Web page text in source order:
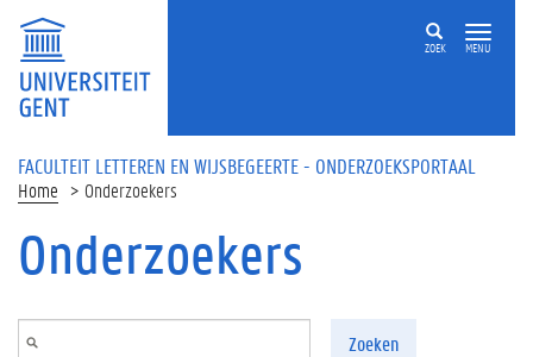
Overslaan en naar de inhoud gaan
ZOEK MENU
FACULTEIT LETTEREN EN WIJSBEGEERTE - ONDERZOEKSPORTAAL
Home Onderzoekers
Onderzoekers
Zoeken